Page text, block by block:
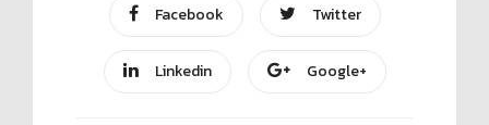
Facebook Twitter
Linkedin Google+